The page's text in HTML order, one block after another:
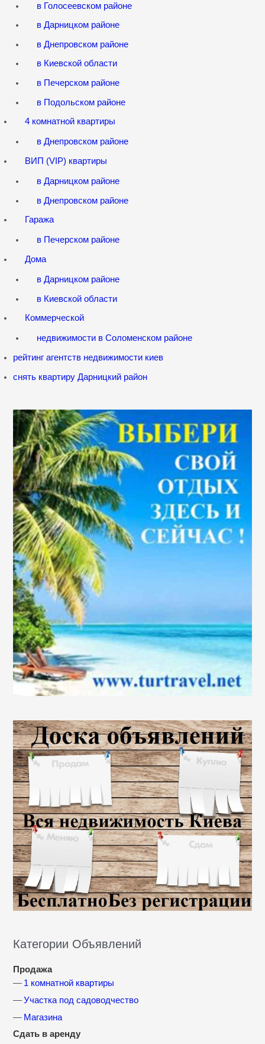
в Голосеевском районе
в Дарницком районе
в Днепровском районе
в Киевской области
в Печерском районе
в Подольском районе
4 комнатной квартиры
в Днепровском районе
ВИП (VIP) квартиры
в Дарницком районе
в Днепровском районе
Гаража
в Печерском районе
Дома
в Дарницком районе
в Киевской области
Коммерческой
недвижимости в Соломенском районе
рейтинг агентств недвижимости киев
снять квартиру Дарницкий район
Категории Объявлений
Продажа
1 комнатной квартиры
Участка под садоводчество
Магазина
Сдать в аренду